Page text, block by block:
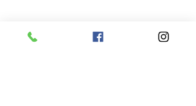
コメント